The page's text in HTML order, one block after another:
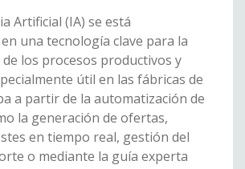
Artificial (IA) se está
una tecnología clave para la
los procesos productivos y
útil en las fábricas de
a partir de la automatización de
la generación de ofertas,
en tiempo real, gestión del
o mediante la guía experta